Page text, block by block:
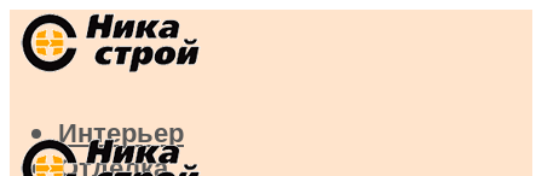
Интерьер
Отделка